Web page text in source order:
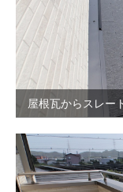
屋根瓦からスレー